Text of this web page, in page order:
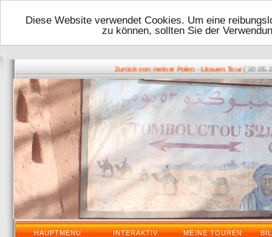
Diese Website verwendet Cookies. Um eine
zu können, sollten Sie der
Zurück von meiner Polen - Litauen Tour(
HAUPTMENU INTERAKTIV MEINE TOUREN